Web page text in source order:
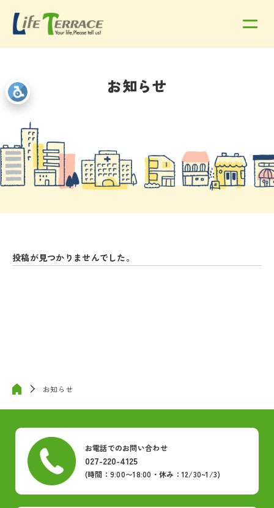
お知らせ
投稿が見つかりませんでした。
お知らせ
お電話でのお問い合わせ
027-220-4125
(時間：9:00〜18:00・休み：12/30~1/3)